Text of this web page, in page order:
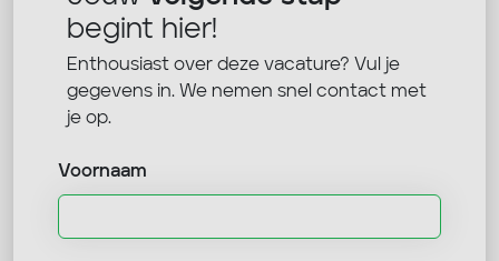
begint hier!
Enthousiast over deze vacature? Vul je
gegevens in. We nemen snel contact met
je op.
Voornaam